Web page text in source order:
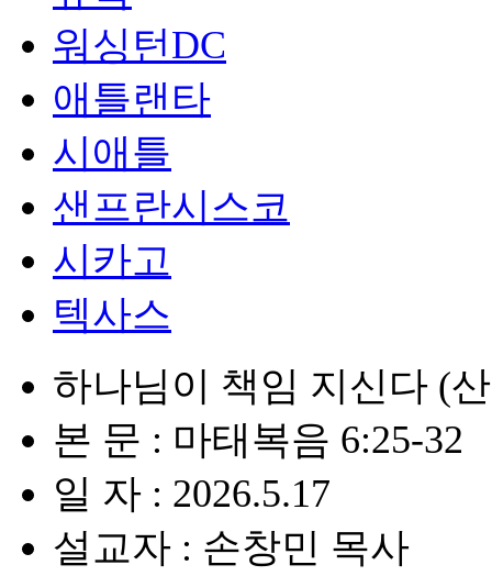
워싱턴DC
애틀랜타
시애틀
샌프란시스코
시카고
텍사스
하나님이 책임 지신다 (
본 문 : 마태복음 6:25-32
일 자 : 2026.5.17
설교자 : 손창민 목사